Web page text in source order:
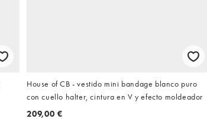
House of CB - vestido mini bandage blanco puro
con cuello halter, cintura en V y efecto moldeador
209,00 €